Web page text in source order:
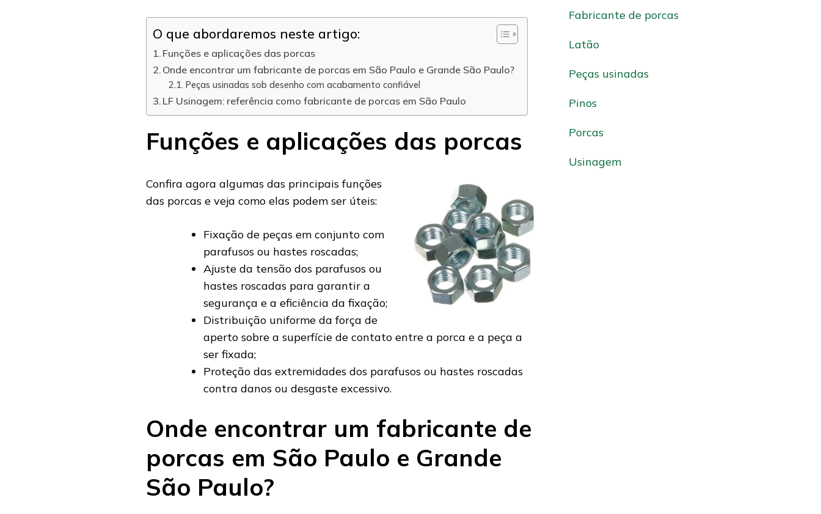
O que abordaremos neste artigo:
Funções e aplicações das porcas
Onde encontrar um fabricante de porcas em São Paulo e Grande São Paulo?
Peças usinadas sob desenho com acabamento confiável
LF Usinagem: referência como fabricante de porcas em São Paulo
Funções e aplicações das porcas
Confira agora algumas das principais funções
das porcas e veja como elas podem ser úteis:
Fixação de peças em conjunto com
parafusos ou hastes roscadas;
Ajuste da tensão dos parafusos ou
hastes roscadas para garantir a
segurança e a eficiência da fixação;
Distribuição uniforme da força de
aperto sobre a superfície de contato entre a porca e a peça a
ser fixada;
Proteção das extremidades dos parafusos ou hastes roscadas
contra danos ou desgaste excessivo.
Onde encontrar um fabricante de
porcas em São Paulo e Grande
São Paulo?
Fabricante de porcas
Latão
Peças usinadas
Pinos
Porcas
Usinagem